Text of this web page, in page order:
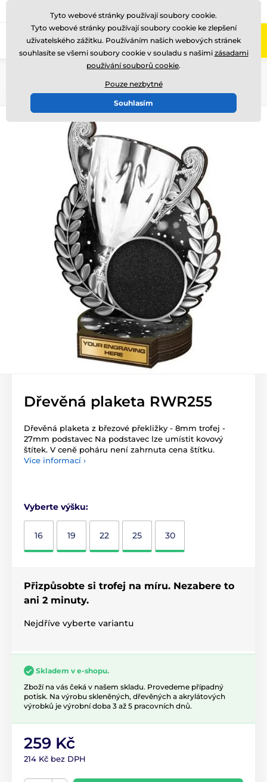
Zavolejte nám (Po-Pá 8-17)
Dřevěná plaketa RWR255
Dřevěná plaketa z březové překližky - 8mm trofej -
27mm podstavec Na podstavec lze umístit kovový
štítek. V ceně poháru není zahrnuta cena štítku.
Více informací ›
Vyberte výšku:
16 19 22 25 30
Přizpůsobte si trofej na míru. Nezabere to
ani 2 minuty.
Nejdříve vyberte variantu
Skladem v e-shopu.
Zboží na vás čeká v našem skladu. Provedeme případný
potisk. Na výrobu skleněných, dřevěných a akrylátových
výrobků je výrobní doba 3 až 5 pracovních dnů.
259 Kč
214 Kč bez DPH
Tyto webové stránky používají soubory cookie.
Tyto webové stránky používají soubory cookie ke zlepšení
uživatelského zážitku. Používáním našich webových stránek
souhlasíte se všemi soubory cookie v souladu s našimi zásadami
používání souborů cookie.
Pouze nezbytné
Souhlasím